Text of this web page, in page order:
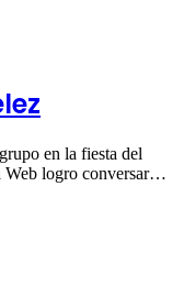
en la fiesta del
Web logro conversar…